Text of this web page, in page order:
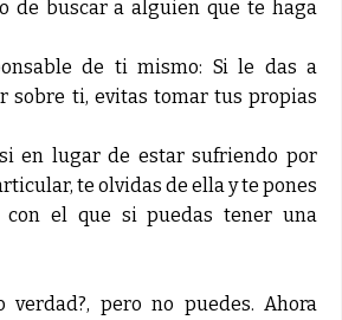
de buscar a alguien que te haga
de ti mismo: Si le das a
sobre ti, evitas tomar tus propias
en lugar de estar sufriendo por
te olvidas de ella y te pones
con el que si puedas tener una
verdad?, pero no puedes. Ahora